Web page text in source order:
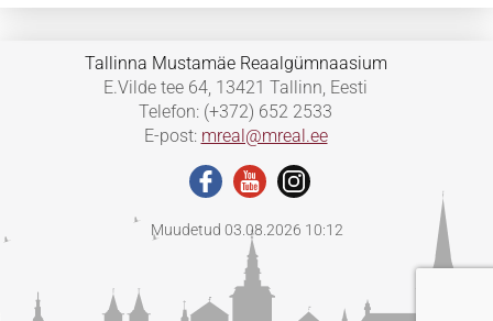
Tallinna Mustamäe Reaalgümnaasium
E.Vilde tee 64, 13421 Tallinn, Eesti
Telefon: (+372) 652 2533
E-post: mreal@mreal.ee
Muudetud 03.08.2026 10:12